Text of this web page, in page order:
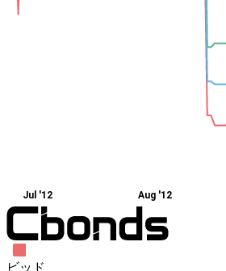
Jul '12 Aug '12
ビッド